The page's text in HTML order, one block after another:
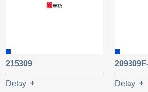
215309
Detay Detay